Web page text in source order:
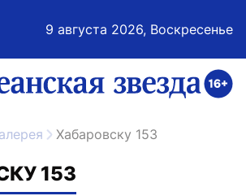
9 августа 2026, Воскресенье
ссылка на главную
Хабаровску 153
153